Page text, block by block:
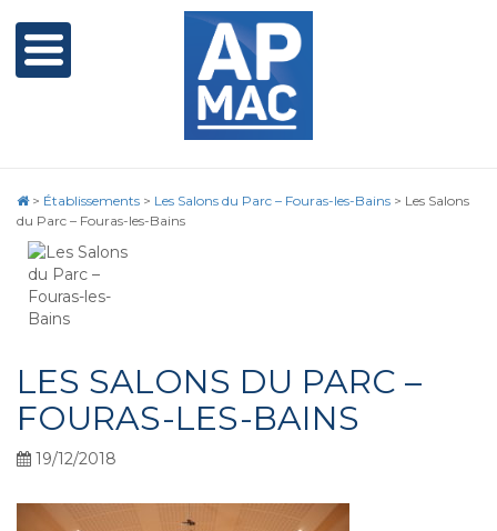
> Établissements > Les Salons du Parc – Fouras-les-Bains > Les Salons
du Parc – Fouras-les-Bains
LES SALONS DU PARC –
FOURAS-LES-BAINS
19/12/2018